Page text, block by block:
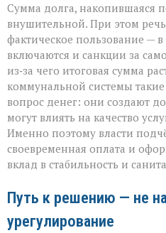
Сумма долга, накопившаяся
внушительной. При этом
фактическое пользование —
включаются и санкции за
из‑за чего итоговая сумма
коммунальной системы
вопрос денег: они создают
могут влиять на качество
Именно поэтому власти
своевременная оплата и
вклад в стабильность и
Путь к решению — не
урегулирование